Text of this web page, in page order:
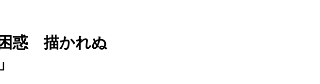
惑 描かれぬ